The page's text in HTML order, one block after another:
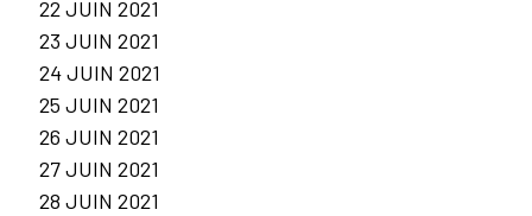
22 JUIN 2021
23 JUIN 2021
24 JUIN 2021
25 JUIN 2021
26 JUIN 2021
27 JUIN 2021
28 JUIN 2021